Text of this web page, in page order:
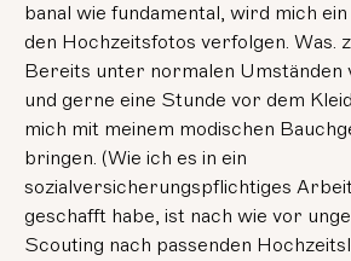
banal wie fundamental, wird mich
den Hochzeitsfotos verfolgen. Was.
Bereits unter normalen Umständen
und gerne eine Stunde vor dem
mich mit meinem modischen
bringen. (Wie ich es in ein
sozialversicherungspflichtiges
geschafft habe, ist nach wie vor
Scouting nach passenden